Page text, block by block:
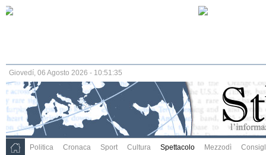
Giovedí, 06 Agosto 2026 - 10:51:35
Politica Cronaca Sport Cultura Spettacolo Mezzodì